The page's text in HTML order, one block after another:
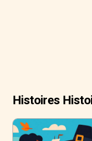
Histoires